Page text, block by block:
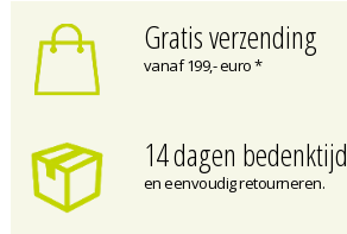
Gratis verzending
vanaf 199,- euro *
14 dagen bedenktijd
en eenvoudig retourneren.